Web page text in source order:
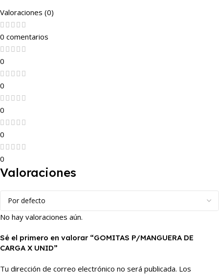
Valoraciones (0)
0 comentarios
0
0
0
0
0
Valoraciones
No hay valoraciones aún.
Sé el primero en valorar “GOMITAS P/MANGUERA DE
CARGA X UNID”
Tu dirección de correo electrónico no será publicada. Los